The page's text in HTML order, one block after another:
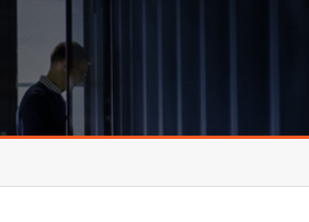
호남권연구본부
기획본부